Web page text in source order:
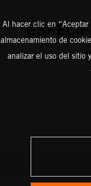
Al hacer clic en “Aceptar
almacenamiento de
analizar el uso del sitio